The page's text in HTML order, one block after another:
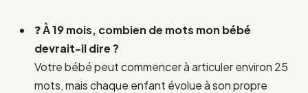
❓À 19 mois, combien de mots mon bébé
devrait-il dire ?
Votre bébé peut commencer à articuler environ 25
mots, mais chaque enfant évolue à son propre